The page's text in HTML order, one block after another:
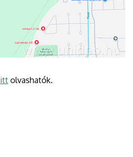
itt olvashatók.